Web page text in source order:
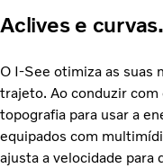
Aclives e curvas.
O I-See otimiza as suas
trajeto. Ao conduzir
topografia para usar a
equipados com
ajusta a velocidade para